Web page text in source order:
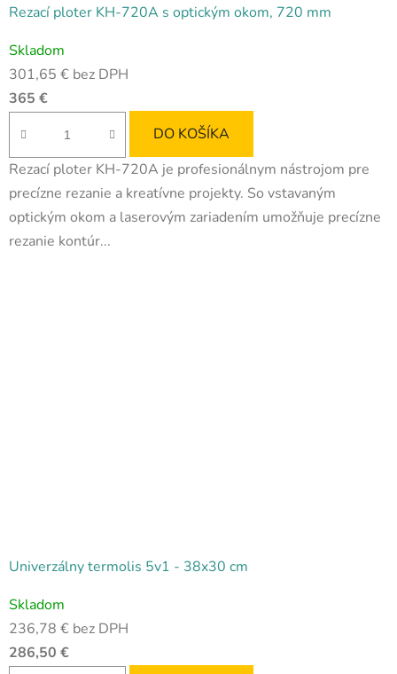
Rezací ploter KH-720A s optickým okom, 720 mm
hodnotenie
produktu
je
5,0
z
5
hviezdičiek.
Skladom
301,65 € bez DPH
365 €
DO KOŠÍKA
Rezací ploter KH-720A je profesionálnym nástrojom pre
precízne rezanie a kreatívne projekty. So vstavaným
optickým okom a laserovým zariadením umožňuje precízne
rezanie kontúr...
Univerzálny termolis 5v1 - 38x30 cm
hodnotenie
produktu
je
Skladom
236,78 € bez DPH
286,50 €